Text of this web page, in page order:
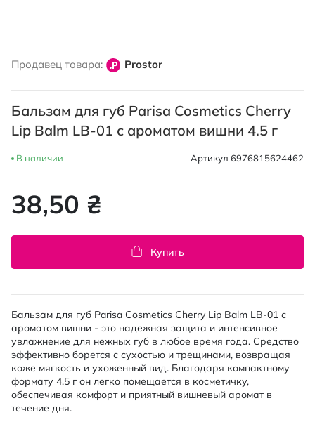
началу
изображений
Продавец товара: Prostor
Бальзам для губ Parisa Cosmetics Cherry
Lip Balm LB-01 с ароматом вишни 4.5 г
В наличии Артикул 6976815624462
38,50 ₴
Купить
Бальзам для губ Parisa Cosmetics Cherry Lip Balm LB-01 с
ароматом вишни - это надежная защита и интенсивное
увлажнение для нежных губ в любое время года. Средство
эффективно борется с сухостью и трещинами, возвращая
коже мягкость и ухоженный вид. Благодаря компактному
формату 4.5 г он легко помещается в косметичку,
обеспечивая комфорт и приятный вишневый аромат в
течение дня.